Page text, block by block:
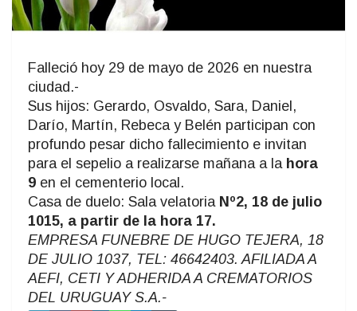
Falleció hoy 29 de mayo de 2026 en nuestra
ciudad.-
Sus hijos: Gerardo, Osvaldo, Sara, Daniel,
Darío, Martín, Rebeca y Belén participan con
profundo pesar dicho fallecimiento e invitan
para el sepelio a realizarse mañana a la hora
9 en el cementerio local.
Casa de duelo: Sala velatoria Nº2, 18 de julio
1015, a partir de la hora 17.
EMPRESA FUNEBRE DE HUGO TEJERA, 18
DE JULIO 1037, TEL: 46642403. AFILIADA A
AEFI, CETI Y ADHERIDA A CREMATORIOS
DEL URUGUAY S.A.-